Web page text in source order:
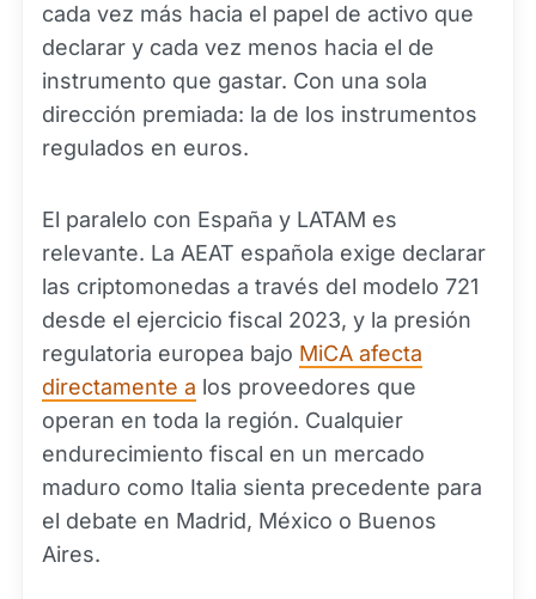
cada vez más hacia el papel de activo que
declarar y cada vez menos hacia el de
instrumento que gastar. Con una sola
dirección premiada: la de los instrumentos
regulados en euros.
El paralelo con España y LATAM es
relevante. La AEAT española exige declarar
las criptomonedas a través del modelo 721
desde el ejercicio fiscal 2023, y la presión
regulatoria europea bajo MiCA afecta
directamente a los proveedores que
operan en toda la región. Cualquier
endurecimiento fiscal en un mercado
maduro como Italia sienta precedente para
el debate en Madrid, México o Buenos
Aires.